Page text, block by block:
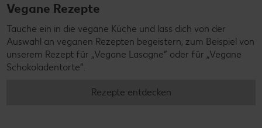
Vegane Rezepte
Tauche ein in die vegane Küche und lass dich von der
Auswahl an veganen Rezepten begeistern, zum Beispiel von
unserem Rezept für „Vegane Lasagne“ oder für „Vegane
Schokoladentorte“.
Rezepte entdecken